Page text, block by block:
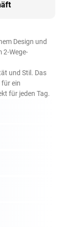
Design und
2-Wege-
und Stil. Das
ein
für jeden Tag.